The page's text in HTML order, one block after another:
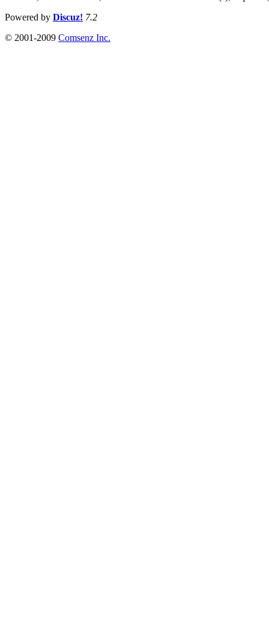
Powered by Discuz! 7.2
© 2001-2009 Comsenz Inc.